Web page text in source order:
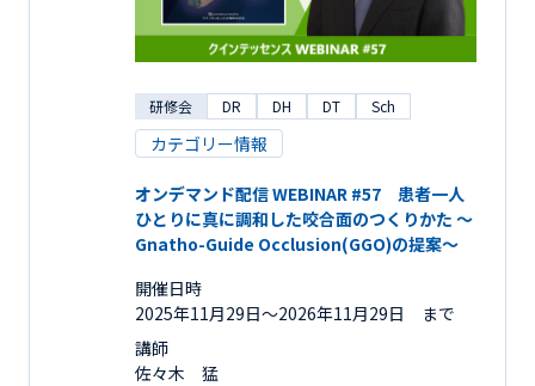
研修会 DR DH DT Sch
カテゴリー情報
オンデマンド配信 WEBINAR #57 患者一人
ひとりに真に調和した咬合面のつくりかた ～
Gnatho-Guide Occlusion(GGO)の提案～
開催日時
2025年11月29日〜2026年11月29日 まで
講師
佐々木 猛